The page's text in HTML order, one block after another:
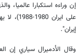
إن وراءه استكبارا عالميا،
على
إيران".
وقال الأدميرال سياري إن